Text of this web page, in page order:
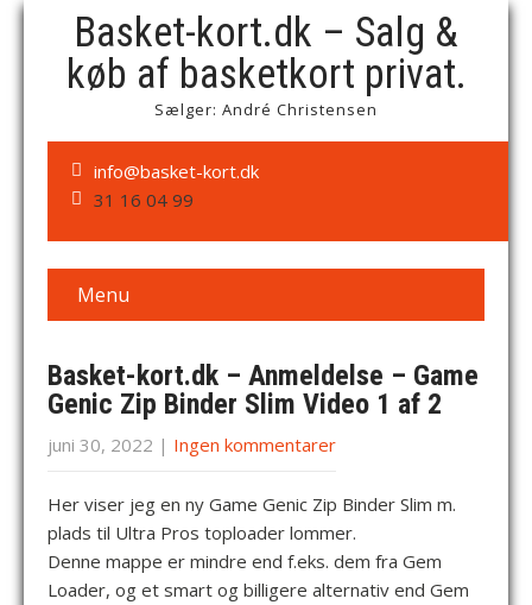
Basket-kort.dk – Salg &
køb af basketkort privat.
Sælger: André Christensen
info@basket-kort.dk
31 16 04 99
Menu
Basket-kort.dk – Anmeldelse – Game
Genic Zip Binder Slim Video 1 af 2
juni 30, 2022 | Ingen kommentarer
Her viser jeg en ny Game Genic Zip Binder Slim m.
plads til Ultra Pros toploader lommer.
Denne mappe er mindre end f.eks. dem fra Gem
Loader, og et smart og billigere alternativ end Gem